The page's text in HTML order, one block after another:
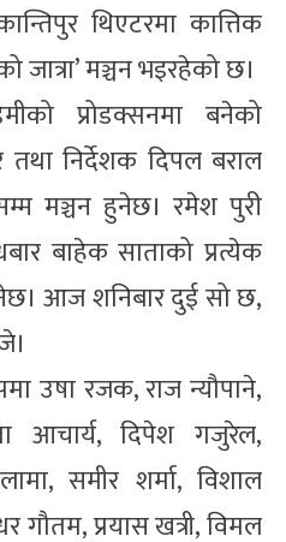
थिएटरमा कात्तिक
जात्रा’ मञ्चन भइरहेको छ।
प्रोडक्सनमा बनेको
निर्देशक दिपल बराल
मञ्चन हुनेछ। रमेश पुरी
बाहेक साताको प्रत्येक
आज शनिबार दुई सो छ,
उषा रजक, राज न्यौपाने,
आचार्य, दिपेश गजुरेल,
समीर शर्मा, विशाल
गौतम, प्रयास खत्री, विमल